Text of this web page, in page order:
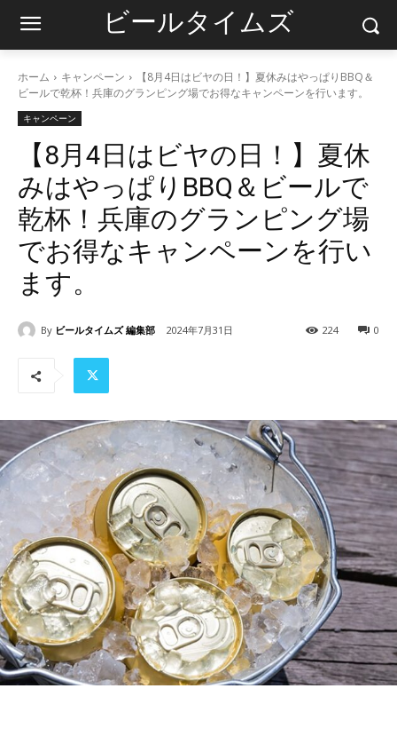
ビールタイムズ
ホーム キャンペーン
【8月4日はビヤの日！】夏休みはやっぱりBBQ＆
ビールで乾杯！兵庫のグランピング場でお得なキャンペーンを行います。
キャンペーン
【8月4日はビヤの日！】夏休
みはやっぱりBBQ＆ビールで
乾杯！兵庫のグランピング場
でお得なキャンペーンを行い
ます。
By ビールタイムズ 編集部 2024年7月31日 0
224